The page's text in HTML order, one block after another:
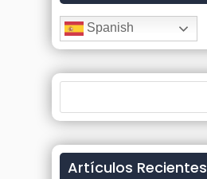
Spanish
Artículos Recientes